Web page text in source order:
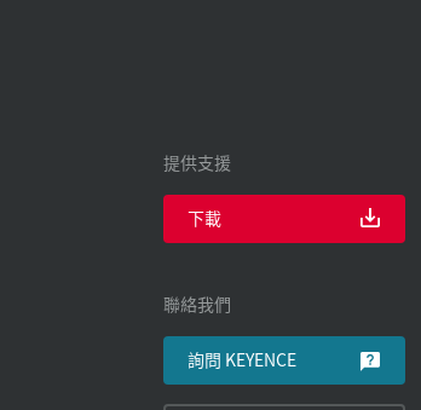
提供支援
下載
聯絡我們
詢問 KEYENCE